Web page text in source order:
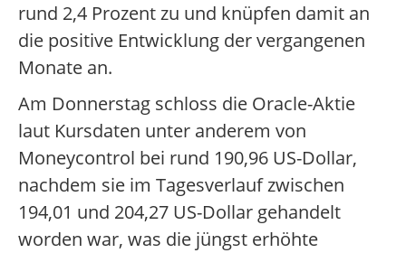
rund 2,4 Prozent zu und knüpfen damit an
die positive Entwicklung der vergangenen
Monate an.
Am Donnerstag schloss die Oracle-Aktie
laut Kursdaten unter anderem von
Moneycontrol bei rund 190,96 US-Dollar,
nachdem sie im Tagesverlauf zwischen
194,01 und 204,27 US-Dollar gehandelt
worden war, was die jüngst erhöhte